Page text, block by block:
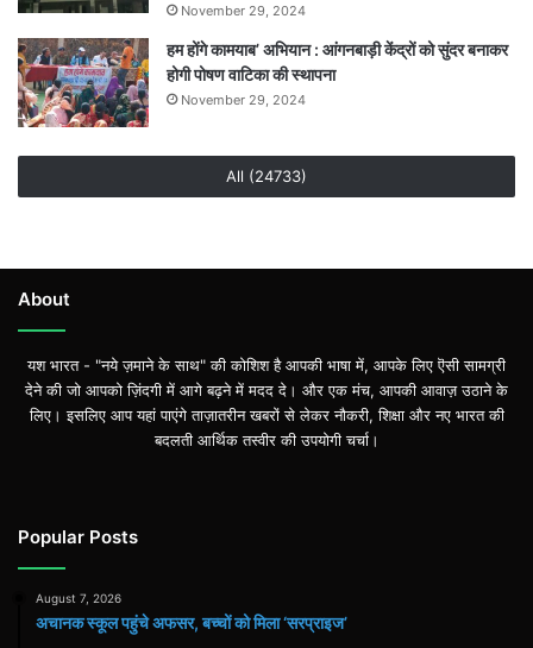
November 29, 2024
हम होंगे कामयाब’ अभियान : आंगनबाड़ी केंद्रों को सुंदर बनाकर
होगी पोषण वाटिका की स्थापना
November 29, 2024
All (24733)
About
यश भारत - "नये ज़माने के साथ" की कोशिश है आपकी भाषा में, आपके लिए ऎसी सामग्री
देने की जो आपको ज़िंदगी में आगे बढ़ने में मदद दे। और एक मंच, आपकी आवाज़ उठाने के
लिए। इसलिए आप यहां पाएंगे ताज़ातरीन खबरों से लेकर नौकरी, शिक्षा और नए भारत की
बदलती आर्थिक तस्वीर की उपयोगी चर्चा।
Popular Posts
August 7, 2026
अचानक स्कूल पहुंचे अफसर, बच्चों को मिला ‘सरप्राइज’